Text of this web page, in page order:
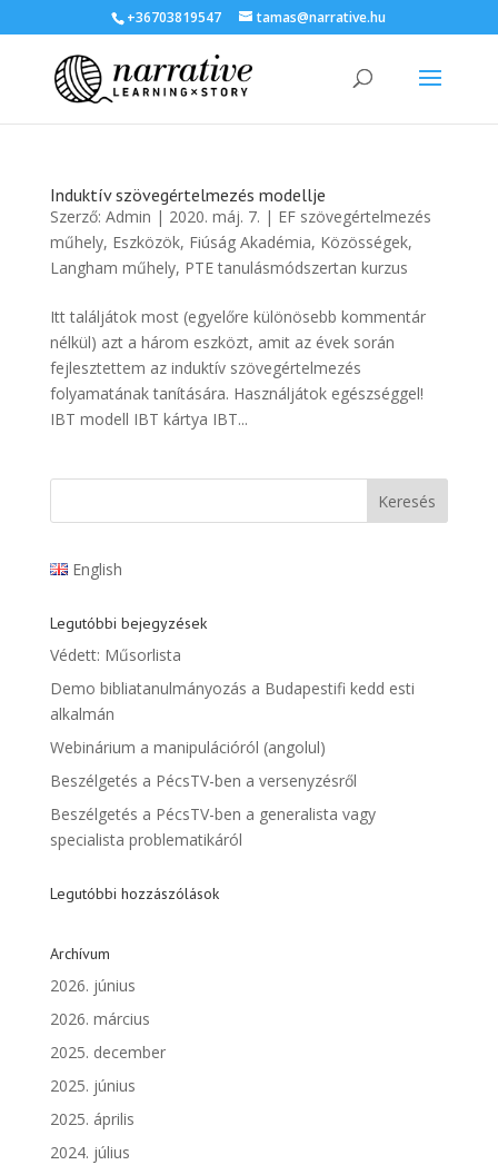
+36703819547 tamas@narrative.hu
Induktív szövegértelmezés modellje
Szerző: Admin | 2020. máj. 7. | EF szövegértelmezés
műhely, Eszközök, Fiúság Akadémia, Közösségek,
Langham műhely, PTE tanulásmódszertan kurzus
Itt találjátok most (egyelőre különösebb kommentár
nélkül) azt a három eszközt, amit az évek során
fejlesztettem az induktív szövegértelmezés
folyamatának tanítására. Használjátok egészséggel!
IBT modell IBT kártya IBT...
English
Legutóbbi bejegyzések
Védett: Műsorlista
Demo bibliatanulmányozás a Budapestifi kedd esti
alkalmán
Webinárium a manipulációról (angolul)
Beszélgetés a PécsTV-ben a versenyzésről
Beszélgetés a PécsTV-ben a generalista vagy
specialista problematikáról
Legutóbbi hozzászólások
Archívum
2026. június
2026. március
2025. december
2025. június
2025. április
2024. július